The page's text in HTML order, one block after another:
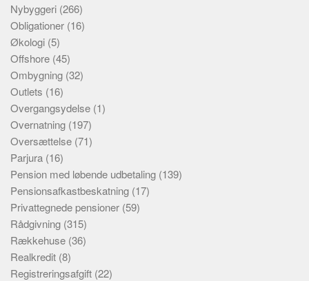
Nybyggeri (266)
Obligationer (16)
Økologi (5)
Offshore (45)
Ombygning (32)
Outlets (16)
Overgangsydelse (1)
Overnatning (197)
Oversættelse (71)
Parjura (16)
Pension med løbende udbetaling (139)
Pensionsafkastbeskatning (17)
Privattegnede pensioner (59)
Rådgivning (315)
Rækkehuse (36)
Realkredit (8)
Registreringsafgift (22)